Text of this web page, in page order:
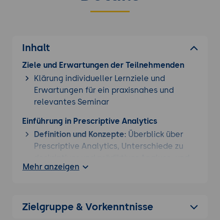
Inhalt
Ziele und Erwartungen der Teilnehmenden
Klärung individueller Lernziele und
Erwartungen für ein praxisnahes und
relevantes Seminar
Einführung in Prescriptive Analytics
Definition und Konzepte: Überblick über
Prescriptive Analytics, Unterschiede zu
Anwendungsbereiche in der Supply Chain.
Analytics wie verbesserte
Mehr anzeigen
Zielgruppe & Vorkenntnisse